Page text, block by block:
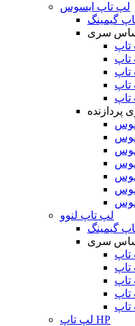
لپ تاپ ایسوس
سری
لپ تاپ لنوو
سری
لپ تاپ HP